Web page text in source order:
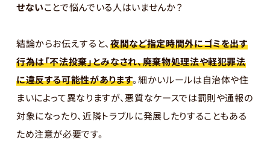
せないことで悩んでいる人はいませんか？
結論からお伝えすると、夜間など指定時間外にゴミを出す
行為は「不法投棄」とみなされ、廃棄物処理法や軽犯罪法
に違反する可能性があります。細かいルールは自治体や住
まいによって異なりますが、悪質なケースでは罰則や通報の
対象になったり、近隣トラブルに発展したりすることもある
ため注意が必要です。